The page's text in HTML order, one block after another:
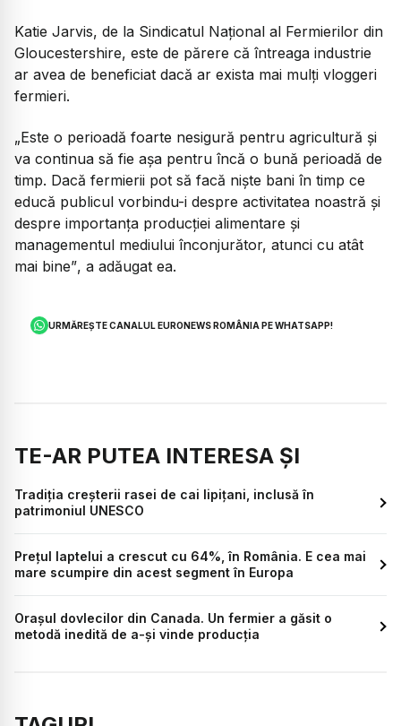
Katie Jarvis, de la Sindicatul Naţional al Fermierilor din
Gloucestershire, este de părere că întreaga industrie
ar avea de beneficiat dacă ar exista mai mulţi vloggeri
fermieri.
„Este o perioadă foarte nesigură pentru agricultură şi
va continua să fie aşa pentru încă o bună perioadă de
timp. Dacă fermierii pot să facă nişte bani în timp ce
educă publicul vorbindu-i despre activitatea noastră şi
despre importanţa producţiei alimentare şi
managementul mediului înconjurător, atunci cu atât
mai bine”, a adăugat ea.
URMĂREȘTE CANALUL EURONEWS ROMÂNIA PE WHATSAPP!
TE-AR PUTEA INTERESA ȘI
Tradiția creșterii rasei de cai lipițani, inclusă în
patrimoniul UNESCO
Prețul laptelui a crescut cu 64%, în România. E cea mai
mare scumpire din acest segment în Europa
Orașul dovlecilor din Canada. Un fermier a găsit o
metodă inedită de a-și vinde producția